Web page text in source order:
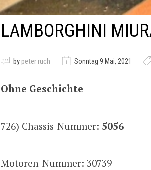
LAMBORGHINI
by peter ruch Sonntag 9 Mai, 2021
Ohne Geschichte
726) Chassis-Nummer: 5056
Motoren-Nummer: 30739